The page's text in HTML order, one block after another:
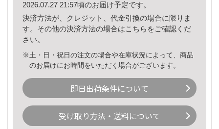
2026.07.27 21:57頃のお届け予定です。
決済方法が、クレジット、代金引換の場合に限りま
す。その他の決済方法の場合はこちら をご確認くだ
さい。
※土・日・祝日の注文の場合や在庫状況によって、商品
のお届けにお時間をいただく場合がございます。
即日出荷条件について
受け取り方法・送料について